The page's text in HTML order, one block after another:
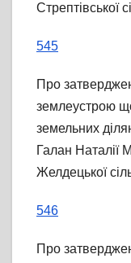
Стрептівської
545
Про
землеустрою
земельних
Галан Наталії
Желдецької
546
Про